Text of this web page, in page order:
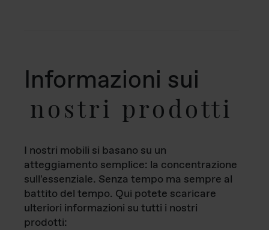
Informazioni sui
nostri prodotti
I nostri mobili si basano su un
atteggiamento semplice: la concentrazione
sull'essenziale. Senza tempo ma sempre al
battito del tempo. Qui potete scaricare
ulteriori informazioni su tutti i nostri
prodotti: